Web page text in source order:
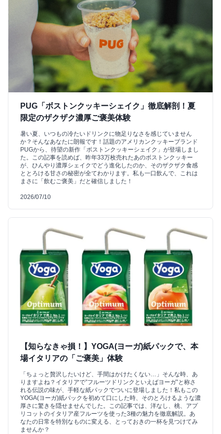
PUG「ボストンクッキーシェイク」徹底解剖！夏
限定のザクザク濃厚ご褒美体験
暑い夏、いつもの冷たいドリンクに物足りなさを感じていません
か？そんなあなたに朗報です！話題のアメリカンクッキーブランド
PUGから、待望の新作「ボストンクッキーシェイク」が登場しまし
た。この記事を読めば、昨年33万枚売れたあのボストンクッキー
が、ひんやり濃厚シェイクでどう進化したのか、そのザクザク食感
ととろける甘さの秘密が全てわかります。私も一口飲んで、これは
まさに「飲むご褒美」だと確信しました！
2026/07/10
【知らなきゃ損！】YOGA(ヨーガ)紙パックで、本
場イタリアの「ご褒美」体験
「ちょっと贅沢したいけど、手間はかけたくない…」そんな時、あ
りますよね？イタリアで”フルーツドリンクといえばヨーガ”と称さ
れる伝説の味が、手軽な紙パックでついに登場しました！私もこの
YOGA(ヨーガ)紙パックを初めて口にした時、そのとろけるような濃
厚さに驚きを隠せませんでした。この記事では、洋なし、桃、アプ
リコットのイタリア産フルーツを使った3種の魅力を徹底解説。あ
なたの日常を特別なものに変える、とっておきの一杯を見つけてみ
ませんか？